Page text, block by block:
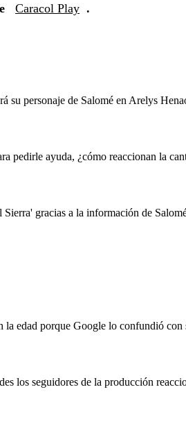
Caracol Play .
su personaje de Salomé en Arelys
pedirle ayuda, ¿cómo reaccionan la
gracias a la información de
la edad porque Google lo confundió con
los seguidores de la producción